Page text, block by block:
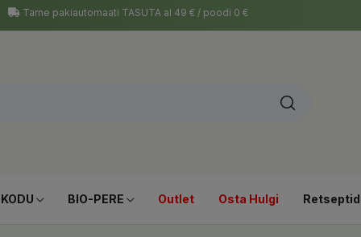
Tarne pakiautomaati TASUTA al 49 € / poodi 0 €
BIO-PERE Outlet Osta Hulgi Retseptid